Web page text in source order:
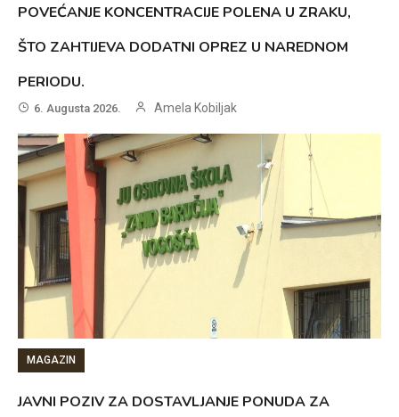
POVEĆANJE KONCENTRACIJE POLENA U ZRAKU,
ŠTO ZAHTIJEVA DODATNI OPREZ U NAREDNOM
PERIODU.
6. Augusta 2026. Amela Kobiljak
MAGAZIN
JAVNI POZIV ZA DOSTAVLJANJE PONUDA ZA